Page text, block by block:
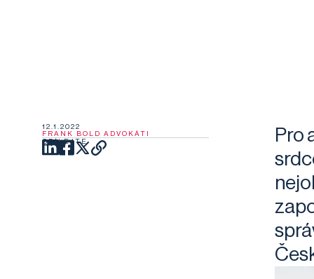
12.1.2022
FRANK BOLD ADVOKÁTI
SDÍLEJTE
Pro